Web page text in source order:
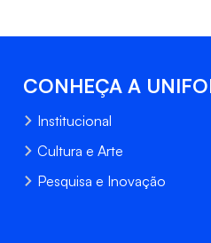
CONHEÇA A
Institucional
Cultura e Arte
Pesquisa e Inovação